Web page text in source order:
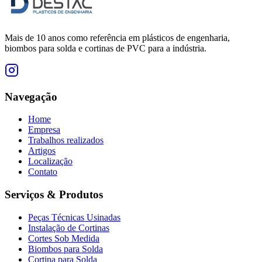
Mais de 10 anos como referência em plásticos de engenharia,
biombos para solda e cortinas de PVC para a indústria.
Navegação
Home
Empresa
Trabalhos realizados
Artigos
Localização
Contato
Serviços & Produtos
Peças Técnicas Usinadas
Instalação de Cortinas
Cortes Sob Medida
Biombos para Solda
Cortina para Solda